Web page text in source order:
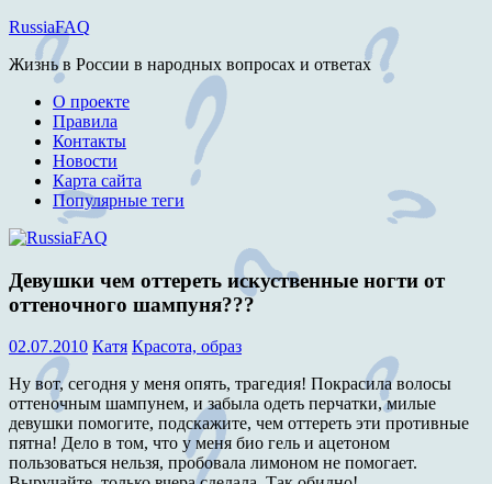
Перейти
содержимому
RussiaFAQ
Жизнь в России в народных вопросах и ответах
О проекте
Правила
Контакты
Новости
Карта сайта
Популярные теги
Девушки чем оттереть искуственные ногти от
оттеночного шампуня???
02.07.2010 Катя Красота, образ
Ну вот, сегодня у меня опять, трагедия! Покрасила волосы
оттеночным шампунем, и забыла одеть перчатки, милые
девушки помогите, подскажите, чем оттереть эти противные
пятна! Дело в том, что у меня био гель и ацетоном
пользоваться нельзя, пробовала лимоном не помогает.